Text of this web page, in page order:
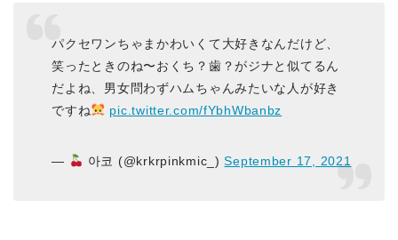
パクセワンちゃまかわいくて大好きなんだけど、
笑ったときのね〜おくち？歯？がジナと似てるん
だよね、男女問わずハムちゃんみたいな人が好き
ですね
pic.twitter.com/fYbhWbanbz
— 아코 (@krkrpinkmic_)September 17, 2021